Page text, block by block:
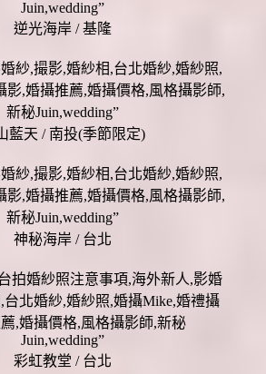
逆光海岸 / 基隆
藍天 / 南投(季節限定)
神秘海岸 / 台北
彩虹教堂 / 台北